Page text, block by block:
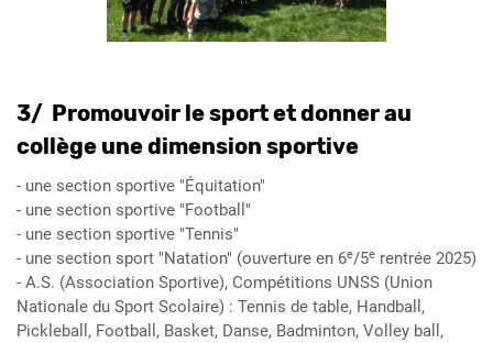
3/ Promouvoir le sport et donner au
collège une dimension sportive
- une section sportive "Équitation"
- une section sportive "Football"
- une section sportive "Tennis"
- une section sport "Natation" (ouverture en 6e/5e rentrée 2025)
- A.S. (Association Sportive), Compétitions UNSS (Union
Nationale du Sport Scolaire) : Tennis de table, Handball,
Pickleball, Football, Basket, Danse, Badminton, Volley ball,